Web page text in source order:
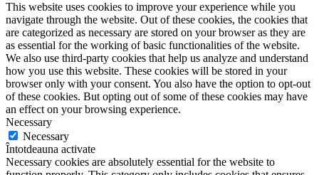
This website uses cookies to improve your experience while you
navigate through the website. Out of these cookies, the cookies that
are categorized as necessary are stored on your browser as they are
as essential for the working of basic functionalities of the website.
We also use third-party cookies that help us analyze and understand
how you use this website. These cookies will be stored in your
browser only with your consent. You also have the option to opt-out
of these cookies. But opting out of some of these cookies may have
an effect on your browsing experience.
Necessary
Necessary
Întotdeauna activate
Necessary cookies are absolutely essential for the website to